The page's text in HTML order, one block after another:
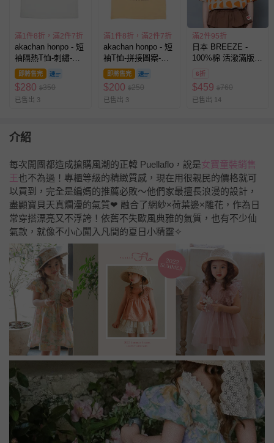
滿1件8折，滿2件7折
akachan honpo - 短
袖隔熱T恤-刺繡-米
白色
即將售完
$280 $350
已售出 3
滿1件8折，滿2件7折
akachan honpo - 短
袖T恤-拼接圖案-橘
色
即將售完
$200 $250
已售出 3
滿2件95折
日本 BREEZE -
100%棉 活潑滿版短
袖上衣-半圓-橘
6折
$459 $760
已售出 14
介紹
每次開團都造成搶購風潮的正韓 Puellaflo，說是女寶童裝銷售
王也不為過！專櫃等級的精緻質感，現在用很親民的價格就可
以買到，完全是編媽的推薦必敗～他們家最擅長浪漫的設計，
盡顯寶貝天真爛漫的氣質❤ 融合了網紗×荷葉邊×雕花，作為日
常穿搭漂亮又不浮誇！依舊不失歐風典雅的氣質，也有不少仙
氣款，就像不小心闖入凡間的夏日小精靈✧